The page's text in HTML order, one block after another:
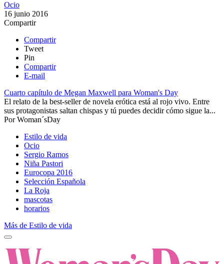
Ocio
16 junio 2016
Compartir
Compartir
Tweet
Pin
Compartir
E-mail
Cuarto capítulo de Megan Maxwell para Woman's Day
El relato de la best-seller de novela erótica está al rojo vivo. Entre
sus protagonistas saltan chispas y tú puedes decidir cómo sigue la...
PorWoman´sDay
Estilo de vida
Ocio
Sergio Ramos
Niña Pastori
Eurocopa 2016
Selección Española
La Roja
mascotas
horarios
Más de Estilo de vida